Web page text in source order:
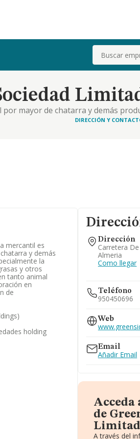
Buscar
por mayor de chatarra y demás
y otros derivados oleicos, de
DIRECCIÓN Y
mercantil es
y demás
la
y otros
tanto animal
en
de
holding
Dirección
Carretera
Almeria
Como llegar
Teléfono
950450696
Web
Email
Añadir Email
de
A través del